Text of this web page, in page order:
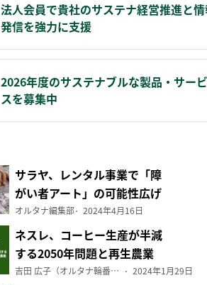
法人会員で貴社のサステナ経営推進と
発信を強力に支援
2026年度のサステナブルな製品・サービ
スを募集中
サラヤ、レンタル事業で「障
がい者アート」の可能性広げ
る
オルタナ編集部 2024年4月16日
ネスレ、コーヒー生産が半減
する2050年問題と再生農業
（前編）
吉田 広子（オルタナ輪番編集長） 2024年1月29日